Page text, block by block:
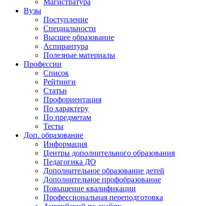
Магистратура
Вузы
Поступление
Специальности
Высшее образование
Аспирантура
Полезные материалы
Профессии
Список
Рейтинги
Статьи
Профориентация
По характеру
По предметам
Тесты
Доп. образование
Информация
Центры дополнительного образования
Педагогика ДО
Дополнительное образование детей
Дополнительное профобразование
Повышение квалификации
Профессиональная переподготовка